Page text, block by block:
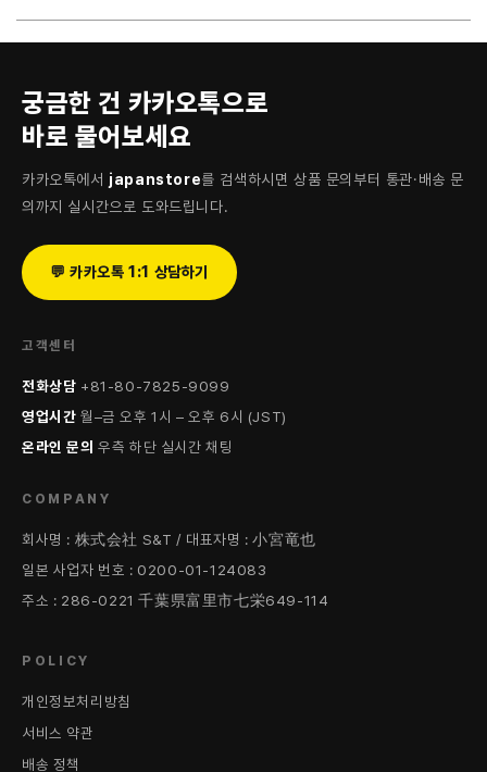
궁금한 건 카카오톡으로
바로 물어보세요
카카오톡에서 japanstore를 검색하시면 상품 문의부터 통관·배송 문
의까지 실시간으로 도와드립니다.
💬 카카오톡 1:1 상담하기
고객센터
전화상담 +81-80-7825-9099
영업시간 월–금 오후 1시 – 오후 6시 (JST)
온라인 문의 우측 하단 실시간 채팅
COMPANY
회사명 : 株式会社 S&T / 대표자명 : 小宮竜也
일본 사업자 번호 : 0200-01-124083
주소 : 286-0221 千葉県富里市七栄649-114
POLICY
개인정보처리방침
서비스 약관
배송 정책